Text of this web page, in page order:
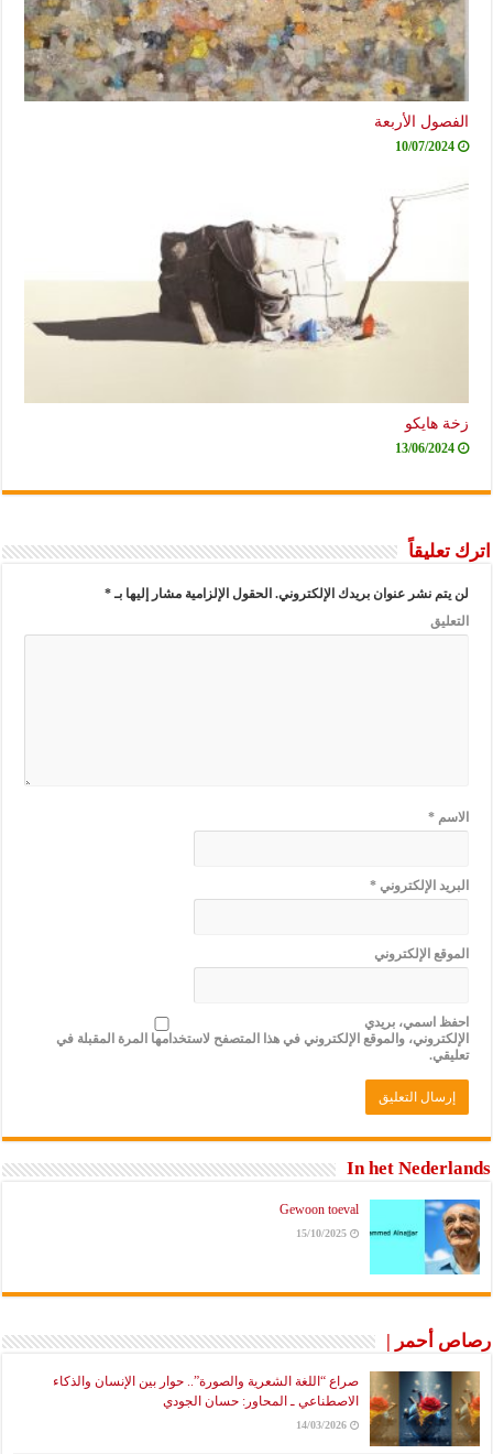
الفصول الأربعة
10/07/2024
زخة هايكو
13/06/2024
اترك تعليقاً
لن يتم نشر عنوان بريدك الإلكتروني. الحقول الإلزامية مشار إليها بـ*
التعليق
الاسم*
البريد الإلكتروني*
الموقع الإلكتروني
احفظ اسمي، بريدي
الإلكتروني، والموقع الإلكتروني في هذا المتصفح لاستخدامها المرة المقبلة في
تعليقي.
In het Nederlands
Gewoon toeval
15/10/2025
رصاص أحمر |
صراع “اللغة الشعرية والصورة”.. حوار بين الإنسان والذكاء
الاصطناعي ـ المحاور: حسان الجودي
14/03/2026